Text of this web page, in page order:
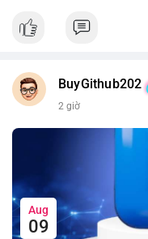
BuyGithub202
2 giờ
Aug
09